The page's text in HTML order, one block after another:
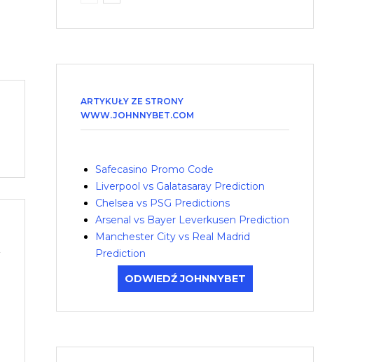
ARTYKUŁY ZE STRONY
WWW.JOHNNYBET.COM
Safecasino Promo Code
Liverpool vs Galatasaray Prediction
Chelsea vs PSG Predictions
Arsenal vs Bayer Leverkusen Prediction
Manchester City vs Real Madrid
Prediction
ODWIEDŹ JOHNNYBET